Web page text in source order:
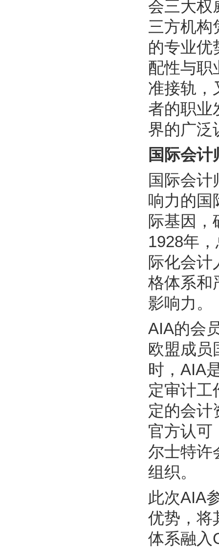
会三大权
三方机构
的专业优
配性与职
准接轨，
者的职业
界的广泛
国际会
国际会
响力的国
际基因
1928年
际化会
格体系和
影响力。
AIA的会
欧盟成员
时，AIA
定审计工
定的会计
官方认可
尔士特许
组织。
此次AIA
优势，将
体系融入